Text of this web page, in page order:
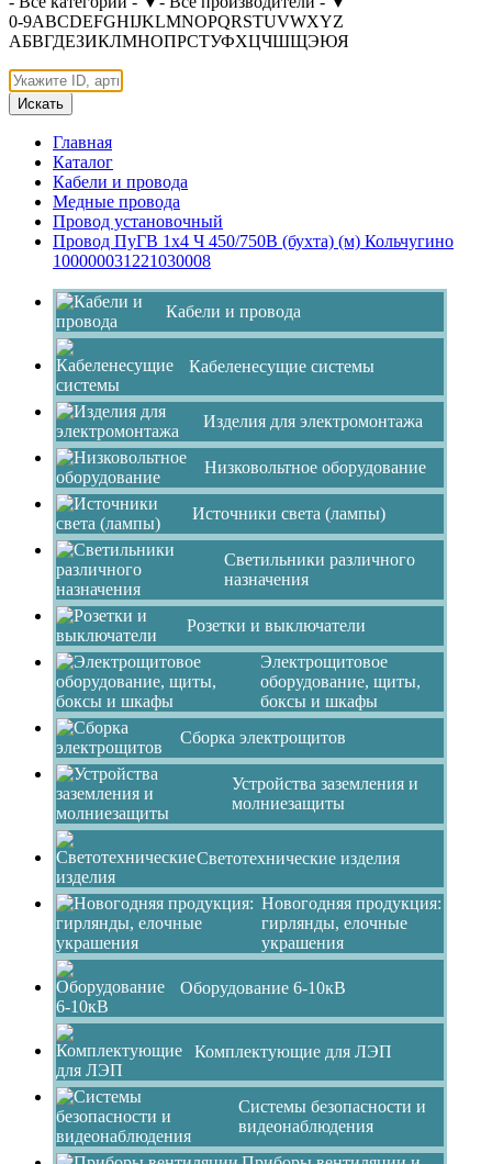
0-9ABCDEFGHIJKLMNOPQRSTUVWXYZ
АБВГДЕЗИКЛМНОПРСТУФХЦЧШЩЭЮЯ
Искать
Главная
Каталог
Кабели и провода
Медные провода
Провод установочный
Провод ПуГВ 1х4 Ч 450/750В (бухта) (м) Кольчугино
100000031221030008
Кабели и провода
Кабеленесущие системы
Изделия для электромонтажа
Низковольтное оборудование
Источники света (лампы)
Светильники различного
назначения
Розетки и выключатели
Электрощитовое
оборудование, щиты,
боксы и шкафы
Сборка электрощитов
Устройства заземления и
молниезащиты
Светотехнические изделия
Новогодняя продукция:
гирлянды, елочные
украшения
Оборудование 6-10кВ
Комплектующие для ЛЭП
Системы безопасности и
видеонаблюдения